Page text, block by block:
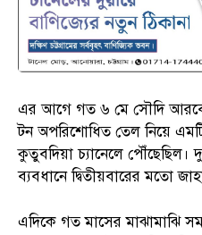
এর আগে গত ৬ মে সৌদি
টন অপরিশোধিত তেল নিয়ে এমটি
কুতুবদিয়া চ্যানেলে
ব্যবধানে দ্বিতীয়বারের মতো
এদিকে গত মাসের মাঝামাঝি